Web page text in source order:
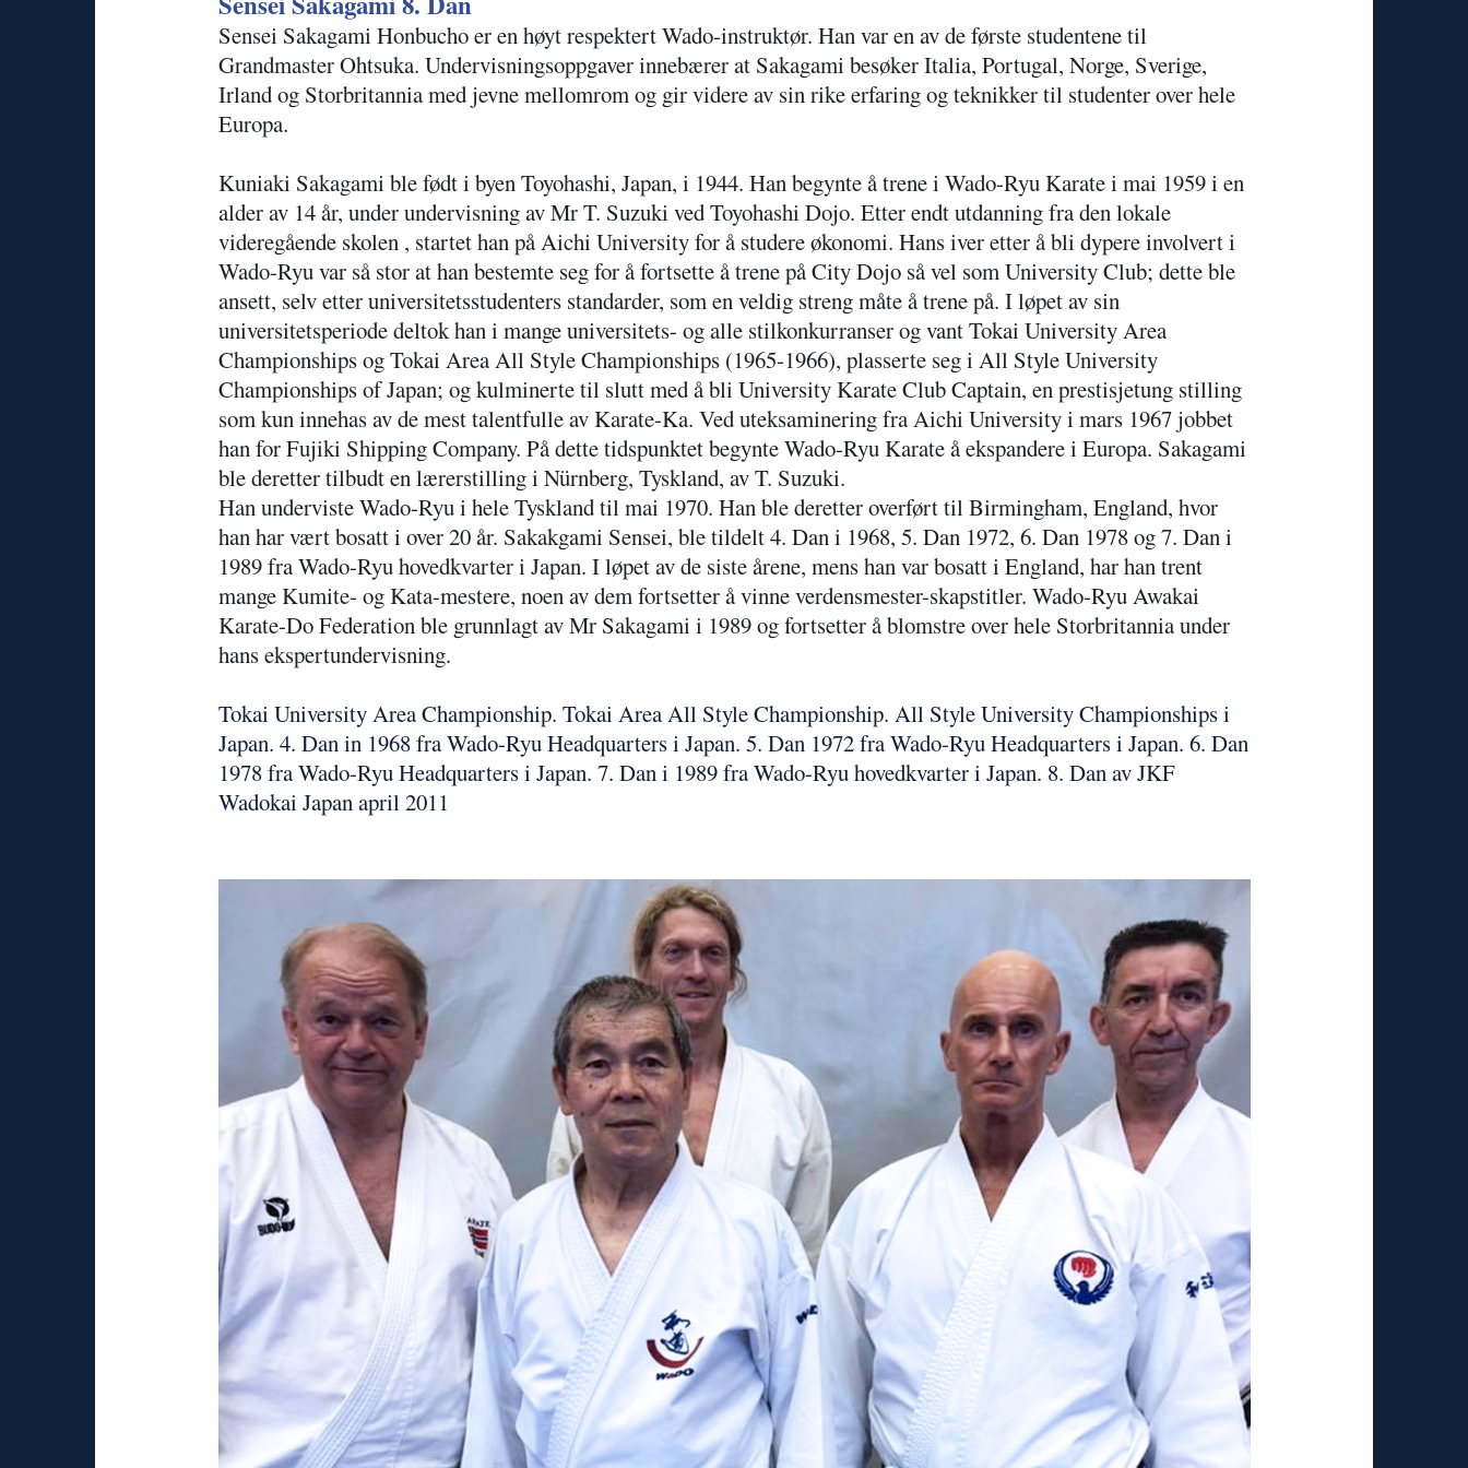
Sensei Sakagami Honbucho er en høyt respektert Wado-instruktør. Han var en av de første studentene til
Grandmaster Ohtsuka. Undervisningsoppgaver innebærer at Sakagami besøker Italia, Portugal, Norge, Sverige,
Irland og Storbritannia med jevne mellomrom og gir videre av sin rike erfaring og teknikker til studenter over hele
Europa.
Kuniaki Sakagami ble født i byen Toyohashi, Japan, i 1944. Han begynte å trene i Wado-Ryu Karate i mai 1959 i en
alder av 14 år, under undervisning av Mr T. Suzuki ved Toyohashi Dojo. Etter endt utdanning fra den lokale
videregående skolen , startet han på Aichi University for å studere økonomi. Hans iver etter å bli dypere involvert i
Wado-Ryu var så stor at han bestemte seg for å fortsette å trene på City Dojo så vel som University Club; dette ble
ansett, selv etter universitetsstudenters standarder, som en veldig streng måte å trene på. I løpet av sin
universitetsperiode deltok han i mangeuniversitets- og alle stilkonkurranser og vant Tokai University Area
Championships og Tokai Area All Style Championships (1965-1966), plasserte seg i All Style University
Championships of Japan; og kulminerte til slutt med å bli University Karate Club Captain, en prestisjetung stilling
som kun innehas av de mest talentfulle av Karate-Ka. Ved uteksaminering fra Aichi Universityi mars 1967 jobbet
han for Fujiki Shipping Company. På dette tidspunktet begynte Wado-Ryu Karate å ekspandere i Europa. Sakagami
ble deretter tilbudt en lærerstilling i Nürnberg, Tyskland, av T. Suzuki.
Han underviste Wado-Ryu i hele Tyskland til mai 1970. Han ble deretter overført til Birmingham, England, hvor
han harvært bosatt i over 20 år. Sakakgami Sensei, ble tildelt 4. Dan i 1968, 5. Dan 1972, 6. Dan 1978 og 7. Dan i
1989 fra Wado-Ryu hovedkvarter i Japan. I løpetav de siste årene, mens han var bosatt i England, har han trent
mange Kumite- og Kata-mestere, noen av dem fortsetter å vinne verdensmester-skapstitler. Wado-Ryu Awakai
Karate-Do Federation ble grunnlagt av Mr Sakagami i 1989 og fortsetter å blomstre over hele Storbritannia under
hans ekspertundervisning.
Tokai University Area Championship. Tokai Area All Style Championship. All Style University Championships i
Japan. 4. Dan in 1968 fra Wado-Ryu Headquarters i Japan. 5. Dan 1972 fra Wado-Ryu Headquarters i Japan. 6. Dan
1978 fra Wado-Ryu Headquarters i Japan. 7. Dan i 1989 fra Wado-Ryu hovedkvarter i Japan. 8. Dan av JKF
Wadokai Japan april 2011